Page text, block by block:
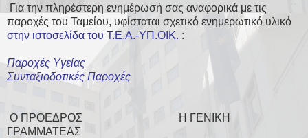
Για την πληρέστερη ενημέρωσή σας αναφορικά με τις
παροχές του Ταμείου, υφίσταται σχετικό ενημερωτικό υλικό
στην ιστοσελίδα του Τ.Ε.Α.-ΥΠ.ΟΙΚ. :
Παροχές Υγείας
Συνταξιοδοτικές Παροχές
Ο ΠΡΟΕΔΡΟΣ Η ΓΕΝΙΚΗ
ΓΡΑΜΜΑΤΕΑΣ